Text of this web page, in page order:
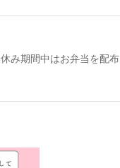
み期間中はお弁当を配布